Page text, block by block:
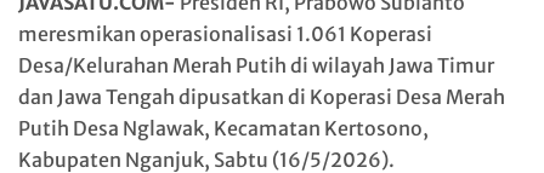
meresmikan operasionalisasi 1.061 Koperasi
Desa/Kelurahan Merah Putih di wilayah Jawa Timur
dan Jawa Tengah dipusatkan di Koperasi Desa Merah
Putih Desa Nglawak, Kecamatan Kertosono,
Kabupaten Nganjuk, Sabtu (16/5/2026).